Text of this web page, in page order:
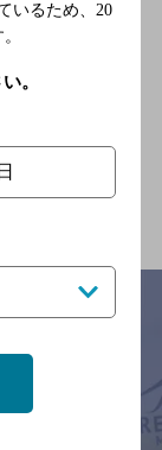
ス店
報については、
いるため、 20
。
日